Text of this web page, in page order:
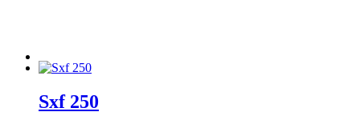
Sxf 250